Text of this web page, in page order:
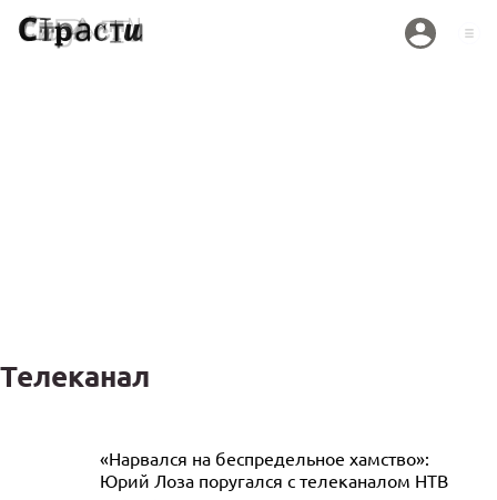
Телеканал
В Курской области 63-летний
корреспондент из Китая пострадал при
«Нарвался на беспредельное хамство»:
Юрий Лоза поругался с телеканалом НТВ